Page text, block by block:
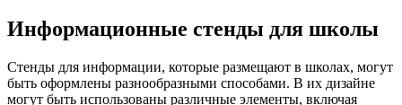
Информационные стенды для школы
Стенды для информации, которые размещают в школах, могут
быть оформлены разнообразными способами. В их дизайне
могут быть использованы различные элементы, включая